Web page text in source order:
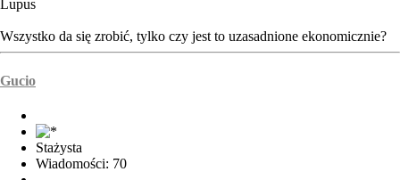
Lupus
Wszystko da się zrobić, tylko czy jest to uzasadnione ekonomicznie?
Gucio
Stażysta
Wiadomości: 70